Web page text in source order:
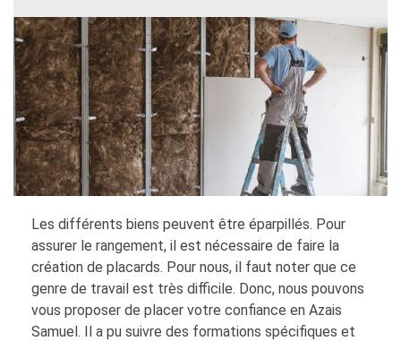
Les différents biens peuvent être éparpillés. Pour
assurer le rangement, il est nécessaire de faire la
création de placards. Pour nous, il faut noter que ce
genre de travail est très difficile. Donc, nous pouvons
vous proposer de placer votre confiance en Azais
Samuel. Il a pu suivre des formations spécifiques et